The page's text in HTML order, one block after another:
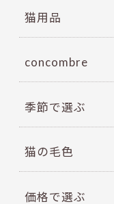
猫用品
concombre
季節で選ぶ
猫の毛色
価格で選ぶ